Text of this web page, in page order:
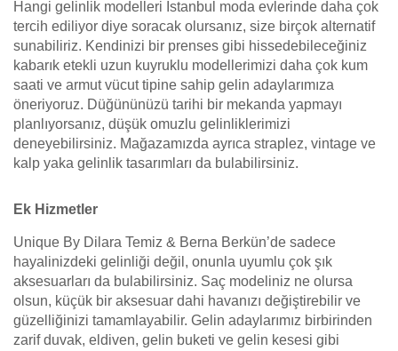
Hangi gelinlik modelleri İstanbul moda evlerinde daha çok
tercih ediliyor diye soracak olursanız, size birçok alternatif
sunabiliriz. Kendinizi bir prenses gibi hissedebileceğiniz
kabarık etekli uzun kuyruklu modellerimizi daha çok kum
saati ve armut vücut tipine sahip gelin adaylarımıza
öneriyoruz. Düğününüzü tarihi bir mekanda yapmayı
planlıyorsanız, düşük omuzlu gelinliklerimizi
deneyebilirsiniz. Mağazamızda ayrıca straplez, vintage ve
kalp yaka gelinlik tasarımları da bulabilirsiniz.
Ek Hizmetler
Unique By Dilara Temiz & Berna Berkün’de sadece
hayalinizdeki gelinliği değil, onunla uyumlu çok şık
aksesuarları da bulabilirsiniz. Saç modeliniz ne olursa
olsun, küçük bir aksesuar dahi havanızı değiştirebilir ve
güzelliğinizi tamamlayabilir. Gelin adaylarımız birbirinden
zarif duvak, eldiven, gelin buketi ve gelin kesesi gibi